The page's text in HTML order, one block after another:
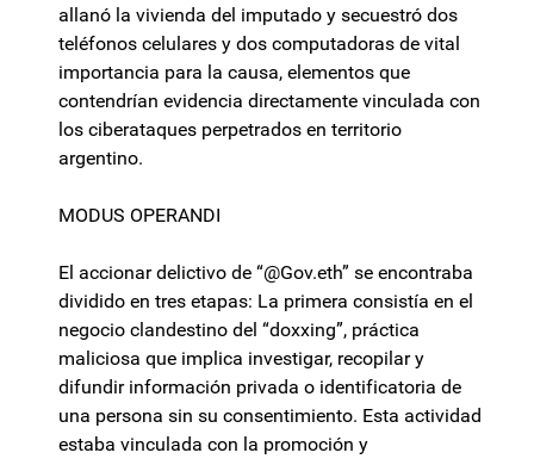
allanó la vivienda del imputado y secuestró dos
teléfonos celulares y dos computadoras de vital
importancia para la causa, elementos que
contendrían evidencia directamente vinculada con
los ciberataques perpetrados en territorio
argentino.
MODUS OPERANDI
El accionar delictivo de “@Gov.eth” se encontraba
dividido en tres etapas: La primera consistía en el
negocio clandestino del “doxxing”, práctica
maliciosa que implica investigar, recopilar y
difundir información privada o identificatoria de
una persona sin su consentimiento. Esta actividad
estaba vinculada con la promoción y